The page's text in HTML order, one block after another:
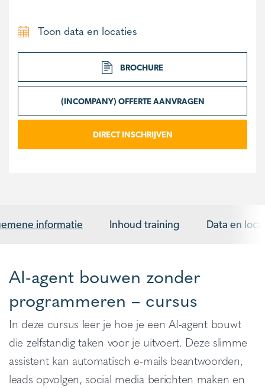
Toon data en locaties
BROCHURE
(INCOMPANY) OFFERTE AANVRAGEN
DIRECT INSCHRIJVEN
informatie Inhoud training Data en
AI-agent bouwen zonder
programmeren – cursus
In deze cursus leer je hoe je een AI-agent bouwt
die zelfstandig taken voor je uitvoert. Deze slimme
assistent kan automatisch e-mails beantwoorden,
leads opvolgen, social media berichten maken en